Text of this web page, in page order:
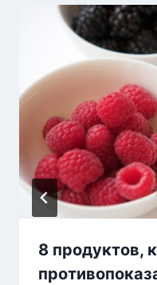
8 продуктов,